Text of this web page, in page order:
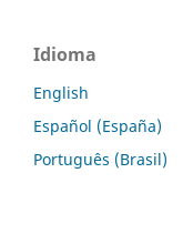
Idioma
English
Español (España)
Português (Brasil)